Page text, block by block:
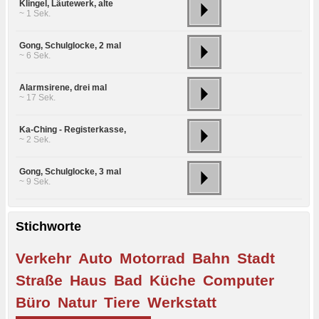
Klingel, Läutewerk, alte
~ 1 Sek.
Gong, Schulglocke, 2 mal
~ 6 Sek.
Alarmsirene, drei mal
~ 17 Sek.
Ka-Ching - Registerkasse,
~ 2 Sek.
Gong, Schulglocke, 3 mal
~ 9 Sek.
Stichworte
Verkehr Auto Motorrad Bahn Stadt
Straße Haus Bad Küche Computer
Büro Natur Tiere Werkstatt